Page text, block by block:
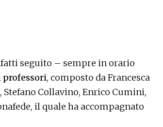
seguito – sempre in orario
professori, composto da Francesca
Collavino, Enrico Cumini,
il quale ha accompagnato